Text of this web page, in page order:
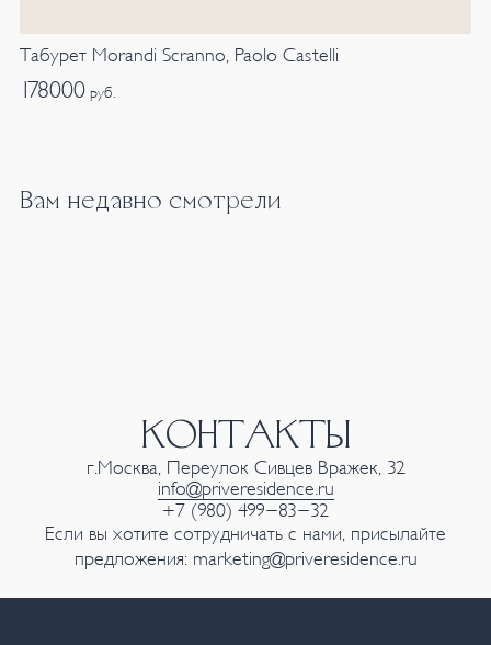
Табурет Morandi Scranno, Paolo Castelli
178000 руб.
Вам недавно смотрели
КОНТАКТЫ
г.Москва, Переулок Сивцев Вражек, 32
info@priveresidence.ru
+7 (980) 499-83-32
Если вы хотите сотрудничать с нами, присылайте
предложения: marketing@priveresidence.ru